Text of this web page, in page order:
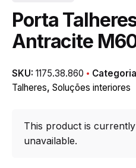
Porta
Antracite
SKU: 1175.38.860
Talheres, Soluções interiores
This product is
unavailable.